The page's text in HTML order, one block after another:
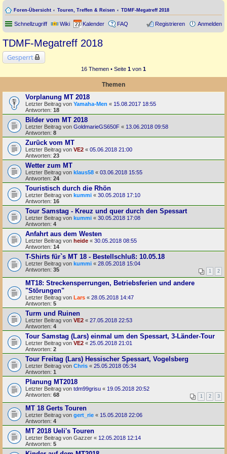
Foren-Übersicht Touren, Treffen & Reisen TDMF-Megatreff 2018
Schnellzugriff Wiki Kalender FAQ Anmelden
Registrieren
TDMF-Megatreff 2018
Gesperrt
16 Themen • Seite 1 von 1
Themen
Vorplanung MT 2018
Letzter Beitrag von Yamaha-Men « 15.08.2017 18:55
Antworten: 18
Bilder vom MT 2018
Letzter Beitrag von GoldmarieGS650F « 13.06.2018 09:58
Antworten: 8
Zurück vom MT
Letzter Beitrag von VE2 « 05.06.2018 21:00
Antworten: 23
Wetter zum MT
Letzter Beitrag von klaus58 « 03.06.2018 15:55
Antworten: 24
Touristisch durch die Rhön
Letzter Beitrag von kummi « 30.05.2018 17:10
Antworten: 16
Tour Samstag - Kreuz und quer durch den Spessart
Letzter Beitrag von kummi « 30.05.2018 17:08
Antworten: 4
Anfahrt aus dem Westen
Letzter Beitrag von heide « 30.05.2018 08:55
Antworten: 14
T-Shirts für`s MT 18 - Bestellschluß: 10.05.18
Letzter Beitrag von kummi « 28.05.2018 15:04
Antworten: 35 1 2
MT18: Streckensperrungen, Betriebsferien und andere
"Störungen"
Letzter Beitrag von Lars « 28.05.2018 14:47
Antworten: 5
Turm und Ruinen
Letzter Beitrag von VE2 « 27.05.2018 22:53
Antworten: 4
Tour Samstag (Lars) einmal um den Spessart, 3-Länder-Tour
Letzter Beitrag von VE2 « 25.05.2018 21:01
Antworten: 2
Tour Freitag (Lars) Hessischer Spessart, Vogelsberg
Letzter Beitrag von Chris « 25.05.2018 05:34
Antworten: 1
Planung MT2018
Letzter Beitrag von tdm99grisu « 19.05.2018 20:52
Antworten: 68 1 2 3
MT 18 Gerts Touren
Letzter Beitrag von gert_rie « 15.05.2018 22:06
Antworten: 4
MT 2018 Ueli's Touren
Letzter Beitrag von Gazzer « 12.05.2018 12:14
Antworten: 5